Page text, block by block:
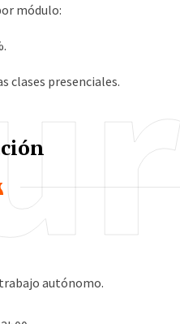
módulo:
clases presenciales.
trabajo autónomo.